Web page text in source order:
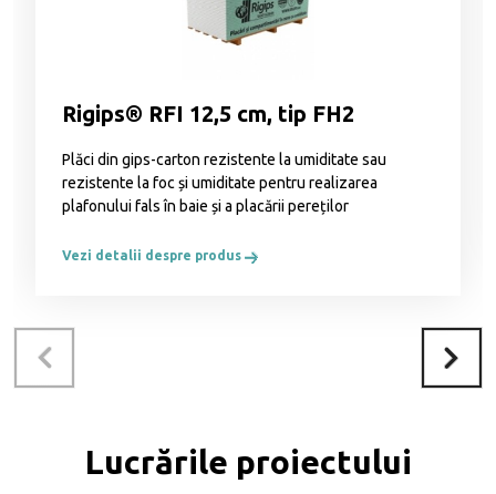
Rigips® RFI 12,5 cm, tip FH2
Plăci din gips-carton rezistente la umiditate sau
rezistente la foc și umiditate pentru realizarea
plafonului fals în baie și a placării pereților
Vezi detalii despre produs
Lucrările proiectului